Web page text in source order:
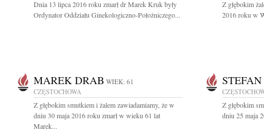
Dnia 13 lipca 2016 roku zmarł dr Marek Kruk były
Ordynator Oddziału Ginekologiczno-Położniczego...
Z głębokim
2016 roku w
MAREK DRAB WIEK: 61
CZĘSTOCHOWA
Z głębokim smutkiem i żalem zawiadamiamy, że w
dniu 30 maja 2016 roku zmarł w wieku 61 lat
Marek...
Z głębokim
dniu 25 maja